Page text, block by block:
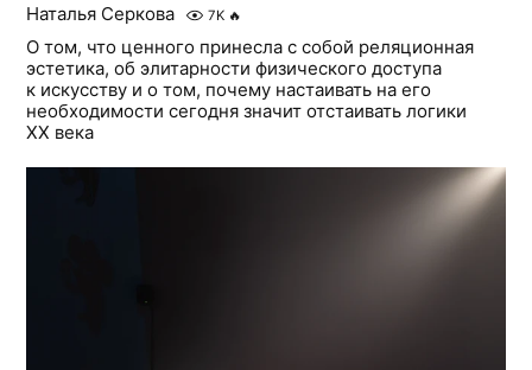
Наталья Серкова 7K 🔥
О том, что ценного принесла с собой реляционная
эстетика, об элитарности физического доступа
к искусству и о том, почему настаивать на его
необходимости сегодня значит отстаивать логики
ХХ века